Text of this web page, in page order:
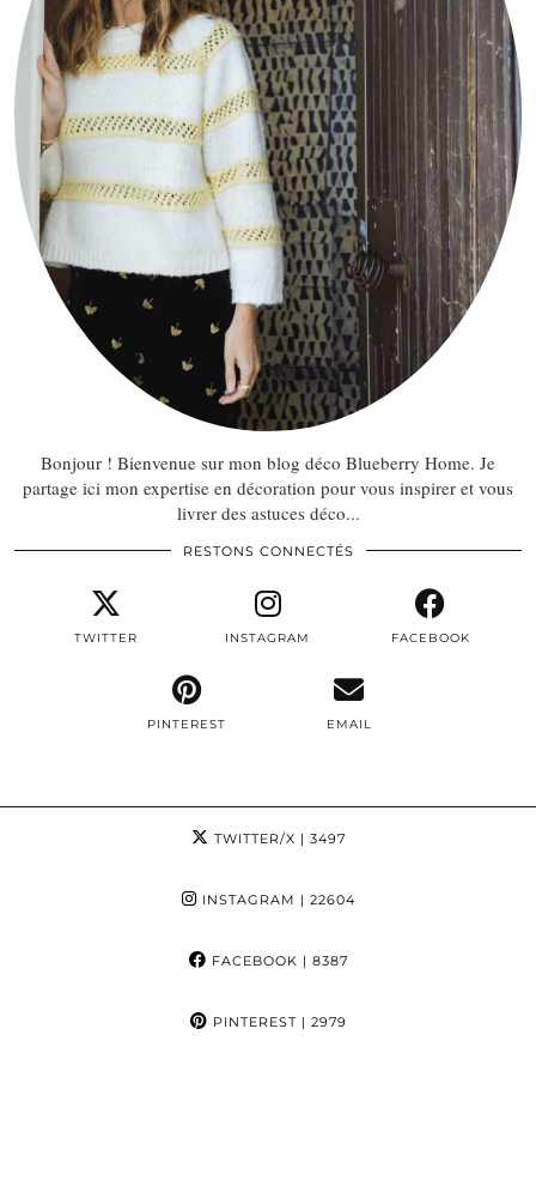
Bonjour ! Bienvenue sur mon blog déco Blueberry Home. Je
partage ici mon expertise en décoration pour vous inspirer et vous
livrer des astuces déco...
RESTONS CONNECTÉS
TWITTER INSTAGRAM FACEBOOK
PINTEREST EMAIL
TWITTER/X | 3497
INSTAGRAM | 22604
FACEBOOK | 8387
PINTEREST| 2979